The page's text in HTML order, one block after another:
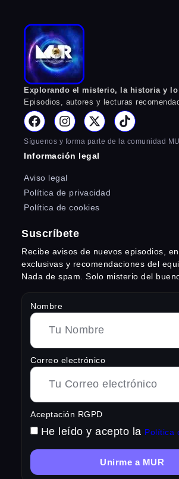
Explorando el misterio, la historia y
Episodios, autores y lecturas
Síguenos y forma parte de la comunidad
Información legal
Aviso legal
Política de privacidad
Política de cookies
Suscríbete
Recibe avisos de nuevos episodios,
exclusivas y recomendaciones del
Nada de spam. Solo misterio del
Nombre
Correo electrónico
Aceptación RGPD
He leído y acepto la Política
Unirme a MUR